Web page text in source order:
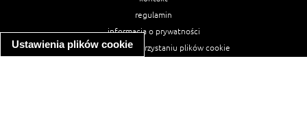
Ustawienia plików cookie
regulamin
informacja o prywatności
informacja o wykorzystaniu plików cookie